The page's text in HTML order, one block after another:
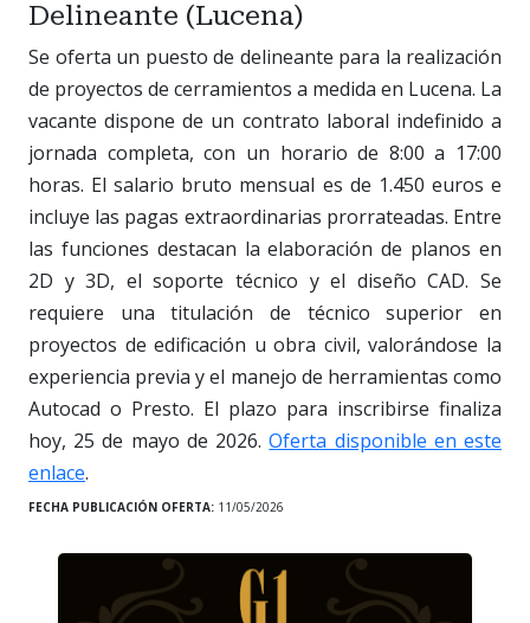
Delineante (Lucena)
Se oferta un puesto de delineante para la realización
de proyectos de cerramientos a medida en Lucena. La
vacante dispone de un contrato laboral indefinido a
jornada completa, con un horario de 8:00 a 17:00
horas. El salario bruto mensual es de 1.450 euros e
incluye las pagas extraordinarias prorrateadas. Entre
las funciones destacan la elaboración de planos en
2D y 3D, el soporte técnico y el diseño CAD. Se
requiere una titulación de técnico superior en
proyectos de edificación u obra civil, valorándose la
experiencia previa y el manejo de herramientas como
Autocad o Presto. El plazo para inscribirse finaliza
hoy, 25 de mayo de 2026.Oferta disponible en este
enlace.
FECHA PUBLICACIÓN OFERTA: 11/05/2026